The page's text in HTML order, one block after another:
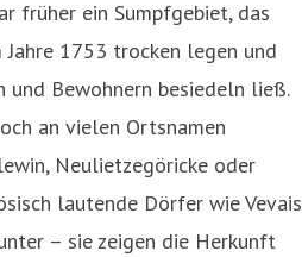
früher ein Sumpfgebiet, das
1753 trocken legen und
und Bewohnern besiedeln ließ.
an vielen Ortsnamen
Neulietzegöricke oder
lautende Dörfer wie Vevais
– sie zeigen die Herkunft